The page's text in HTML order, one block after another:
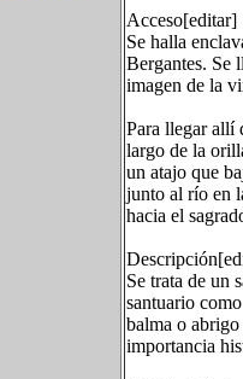
Acceso[editar]
Se halla
Bergantes. Se
imagen de la
Para llegar allí
largo de la
un atajo que
junto al río en
hacia el
Se trata de un
santuario
balma o
importancia